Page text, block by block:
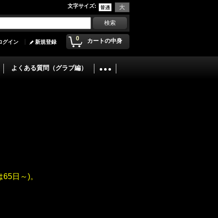
文字サイズ:
0 カートの中身
グイン 新規登録
よくある質問（グラブ編）
日～)。